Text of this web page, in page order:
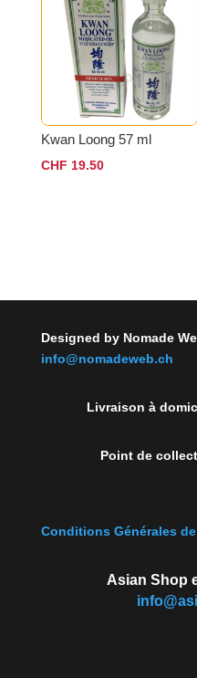
Kwan Loong 57 ml
CHF 19.50
Designed by Nomade
info@nomadeweb.ch
Livraison à
Point de
Conditions Générales
Asian Shop